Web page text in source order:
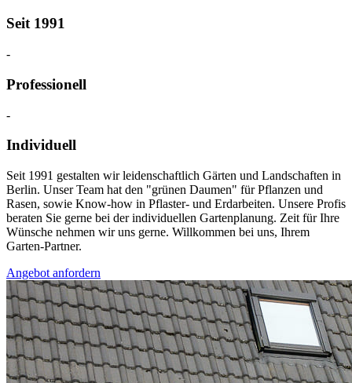
Seit 1991
-
Professionell
-
Individuell
Seit 1991 gestalten wir leidenschaftlich Gärten und Landschaften in
Berlin. Unser Team hat den "grünen Daumen" für Pflanzen und
Rasen, sowie Know-how in Pflaster- und Erdarbeiten. Unsere Profis
beraten Sie gerne bei der individuellen Gartenplanung. Zeit für Ihre
Wünsche nehmen wir uns gerne. Willkommen bei uns, Ihrem
Garten-Partner.
Angebot anfordern